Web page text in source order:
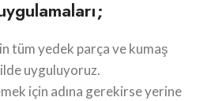
tüm yedek parça ve kumaş
uyguluyoruz.
için adına gerekirse yerine